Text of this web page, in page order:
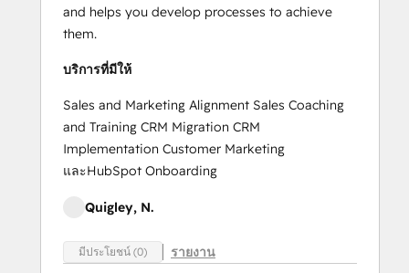
and helps you develop processes to achieve
them.
บริการที่มีให้
Sales and Marketing Alignment Sales Coaching
and Training CRM Migration CRM
Implementation Customer Marketing
และHubSpot Onboarding
Quigley, N.
มีประโยชน์ (0) รายงาน